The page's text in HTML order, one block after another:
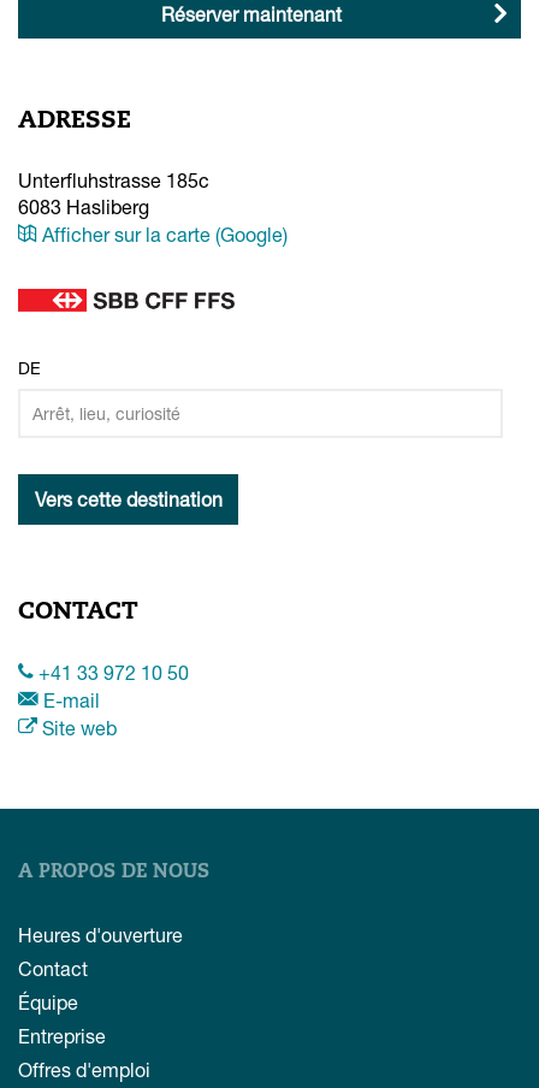
Réserver maintenant
ADRESSE
Unterfluhstrasse 185c
6083 Hasliberg
Afficher sur la carte (Google)
DE
Vers cette destination
CONTACT
+41 33 972 10 50
E-mail
Site web
A PROPOS DE NOUS
Heures d'ouverture
Contact
Équipe
Entreprise
Offres d'emploi